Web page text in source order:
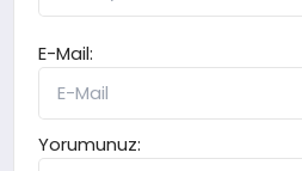
E-Mail:
Yorumunuz: